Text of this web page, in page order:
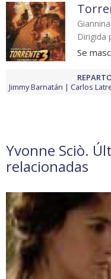
Giannina
Dirigida
Se
Jimmy Barnatán
Carlos
Yvonne Sciò.
relacionadas